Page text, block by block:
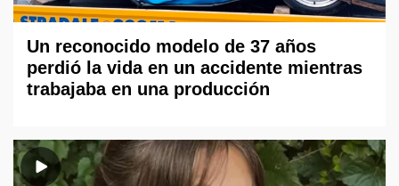
Un reconocido modelo de 37 años
perdió la vida en un accidente mientras
trabajaba en una producción